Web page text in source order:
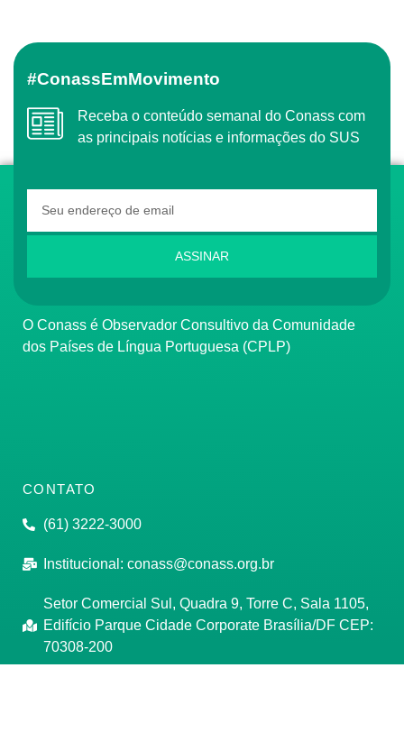
#ConassEmMovimento
Receba o conteúdo semanal do Conass com
as principais notícias e informações do SUS
ASSINAR
O Conass é Observador Consultivo da Comunidade
dos Países de Língua Portuguesa (CPLP)
CONTATO
(61) 3222-3000
Institucional: conass@conass.org.br
Setor Comercial Sul, Quadra 9, Torre C, Sala 1105,
Edifício Parque Cidade Corporate Brasília/DF CEP:
70308-200